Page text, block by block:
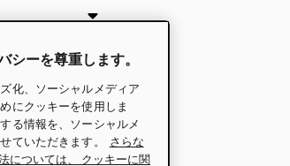
ーを尊重します。
化、ソーシャルメディア
にクッキーを使用しま
る情報を、ソーシャルメ
ていただきます。
さらな
については、 クッキーに関